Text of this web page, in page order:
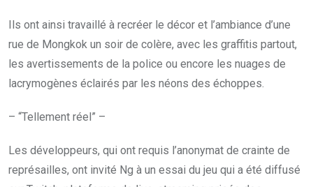
Ils ont ainsi travaillé à recréer le décor et l’ambiance d’une
rue de Mongkok un soir de colère, avec les graffitis partout,
les avertissements de la police ou encore les nuages de
lacrymogènes éclairés par les néons des échoppes.
– “Tellement réel” –
Les développeurs, qui ont requis l’anonymat de crainte de
représailles, ont invité Ng à un essai du jeu qui a été diffusé